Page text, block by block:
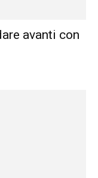
avanti con